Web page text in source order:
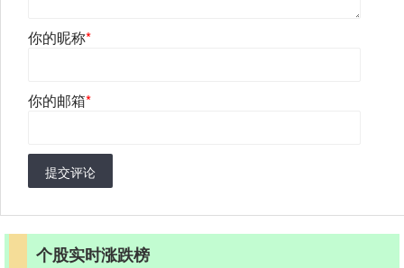
你的昵称*
你的邮箱*
提交评论
个股实时涨跌榜